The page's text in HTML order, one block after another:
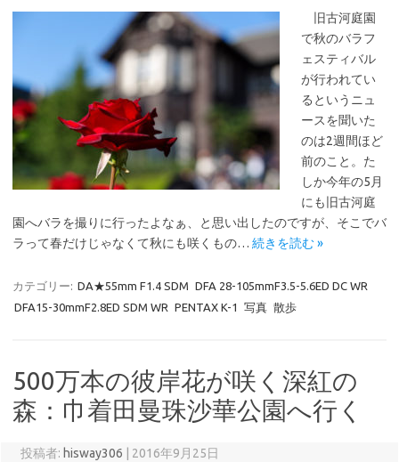
旧古河庭園
で秋のバラフ
ェスティバル
が行われてい
るというニュ
ースを聞いた
のは2週間ほど
前のこと。た
しか今年の5月
にも旧古河庭
園へバラを撮りに行ったよなぁ、と思い出したのですが、そこでバ
ラって春だけじゃなくて秋にも咲くもの… 続きを読む »
カテゴリー: DA★55mm F1.4 SDM DFA 28-105mmF3.5-5.6ED DC WR
DFA15-30mmF2.8ED SDM WR PENTAX K-1 写真 散歩
500万本の彼岸花が咲く深紅の
森：巾着田曼珠沙華公園へ行く
投稿者: hisway306 2016年9月25日